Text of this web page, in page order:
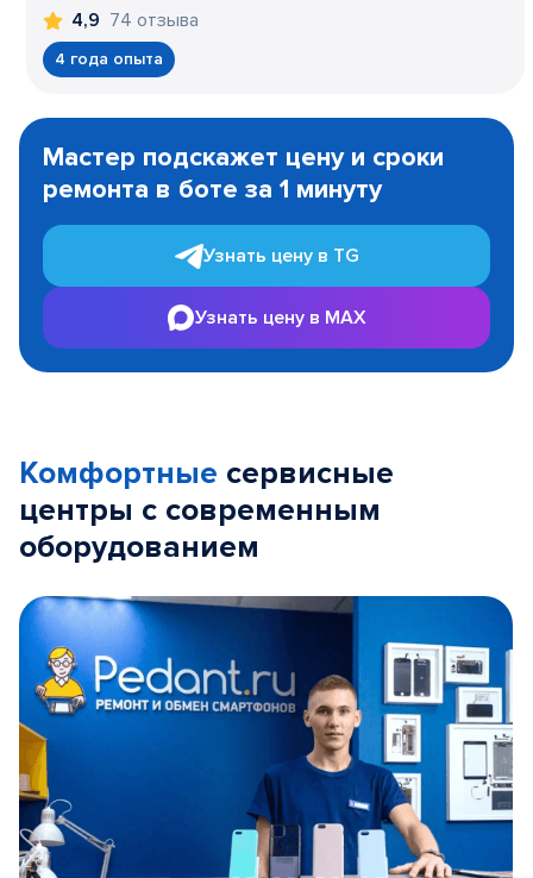
4,9 74 отзыва
4 года опыта
1
Мастер подскажет цену и сроки
ремонта в боте за 1 минуту
Узнать цену в TG
Узнать цену в MAX
Комфортные сервисные
центры с современным
оборудованием